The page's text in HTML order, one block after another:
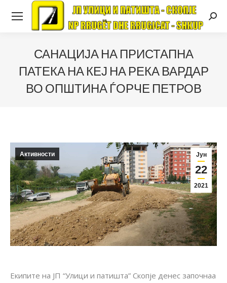
САНАЦИЈА НА ПРИСТАПНА
ПАТЕКА НА КЕЈ НА РЕКА ВАРДАР
ВО ОПШТИНА ЃОРЧЕ ПЕТРОВ
Јун
22
2021
Активности
Екипите на ЈП “Улици и патишта” Скопје денес започнаа